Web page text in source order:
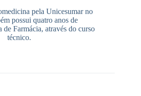
pela Unicesumar no
possui quatro anos de
de Farmácia, através do curso
técnico.